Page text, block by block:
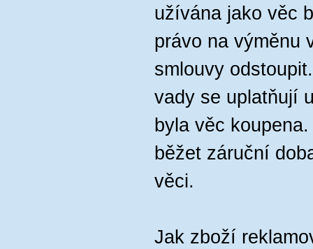
užívána jako věc
právo na výměnu
smlouvy
vady se uplatňují
byla věc
běžet záruční
věci.
Jak zboží